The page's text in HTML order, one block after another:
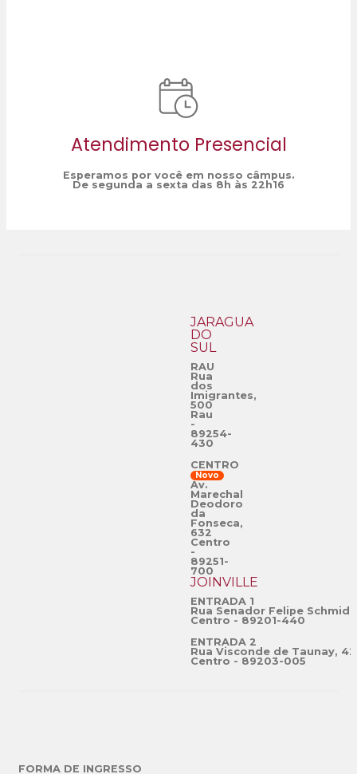
Atendimento Presencial
Esperamos por você em nosso câmpus.
De segunda a sexta das 8h às 22h16
JARAGUÁ
DO
SUL
RAU
Rua
dos
Imigrantes,
500
Rau
-
89254-
430
CENTRO
Novo
Av.
Marechal
Deodoro
da
Fonseca,
632
Centro
-
89251-
700
JOINVILLE
ENTRADA 1
Rua Senador Felipe
Centro - 89201-440
ENTRADA 2
Rua Visconde de Taunay,
Centro - 89203-005
FORMA DE INGRESSO